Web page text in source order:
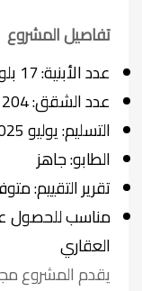
تفاصيل المشروع
عدد الأبنية: 17 بلوك
عدد الشقق: 204 شقة
التسليم: يوليو 2025
الطابو: جاهز
تقرير التقييم:
مناسب للحصول
العقاري
يقدم المشروع